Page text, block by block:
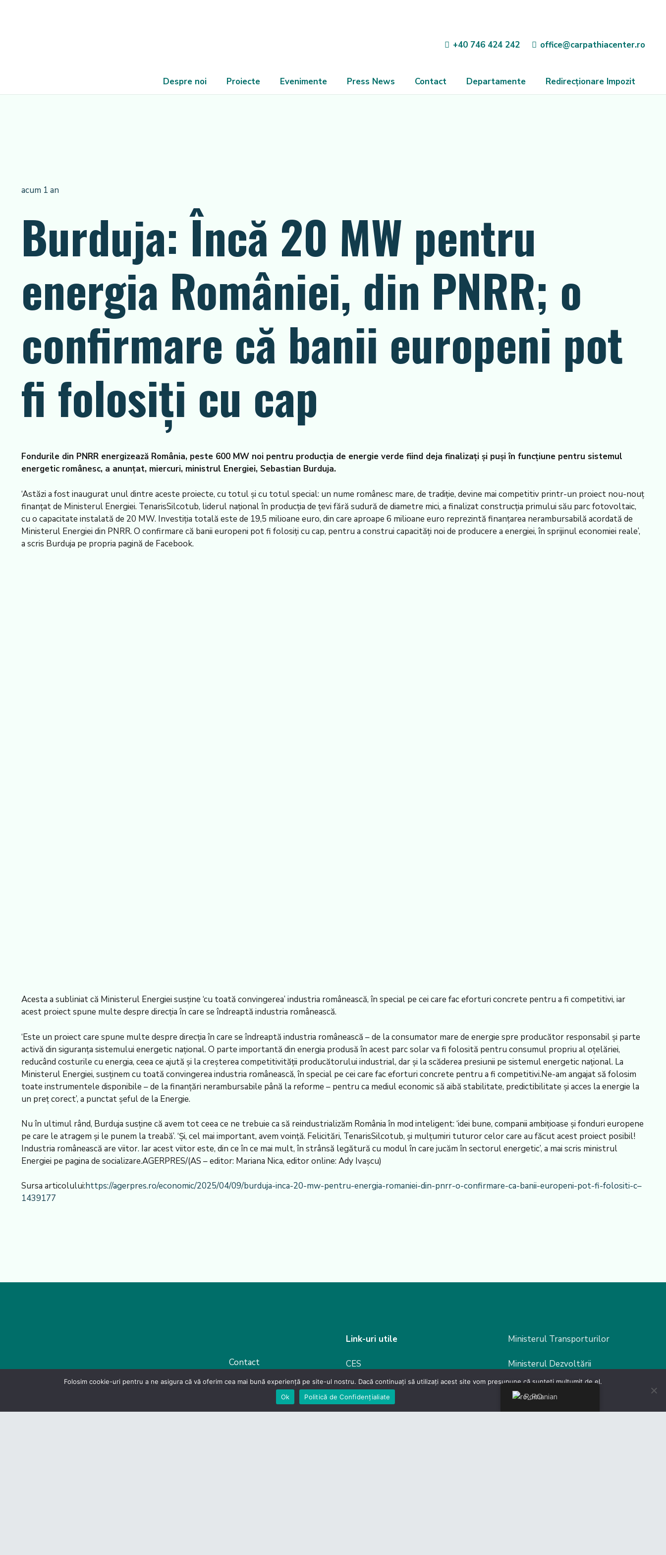
+40 746 424 242 office@carpathiacenter.ro
Despre noi Proiecte Evenimente Press News Contact Departamente Redirecționare Impozit
acum 1 an
Burduja: Încă 20 MW pentru
energia României, din PNRR; o
confirmare că banii europeni pot
fi folosiți cu cap
Fondurile din PNRR energizează România, peste 600 MW noi pentru producția de energie verde fiind deja finalizați și puși în funcțiune pentru sistemul
energetic românesc, a anunțat, miercuri, ministrul Energiei, Sebastian Burduja.
‘Astăzi a fost inaugurat unul dintre aceste proiecte, cu totul și cu totul special: un nume românesc mare, de tradiție, devine mai competitiv printr-un proiect nou-nouț
finanțat de Ministerul Energiei. TenarisSilcotub, liderul național în producția de țevi fără sudură de diametre mici, a finalizat construcția primului său parc fotovoltaic,
cu o capacitate instalată de 20 MW. Investiția totală este de 19,5 milioane euro, din care aproape 6 milioane euro reprezintă finanțarea nerambursabilă acordată de
Ministerul Energiei din PNRR. O confirmare că banii europeni pot fi folosiți cu cap, pentru a construi capacități noi de producere a energiei, în sprijinul economiei reale’,
a scris Burduja pe propria pagină de Facebook.
Acesta a subliniat că Ministerul Energiei susține ‘cu toată convingerea’ industria românească, în special pe cei care fac eforturi concrete pentru a fi competitivi, iar
acest proiect spune multe despre direcția în care se îndreaptă industria românească.
‘Este un proiect care spune multe despre direcția în care se îndreaptă industria românească – de la consumator mare de energie spre producător responsabil și parte
activă din siguranța sistemului energetic național. O parte importantă din energia produsă în acest parc solar va fi folosită pentru consumul propriu al oțelăriei,
reducând costurile cu energia, ceea ce ajută și la creșterea competitivității producătorului industrial, dar și la scăderea presiunii pe sistemul energetic național. La
Ministerul Energiei, susținem cu toată convingerea industria românească, în special pe cei care fac eforturi concrete pentru a fi competitivi.Ne-am angajat să folosim
toate instrumentele disponibile – de la finanțări nerambursabile până la reforme – pentru ca mediul economic să aibă stabilitate, predictibilitate și acces la energie la
un preț corect’, a punctat șeful de la Energie.
Nu în ultimul rând, Burduja susține că avem tot ceea ce ne trebuie ca să reindustrializăm România în mod inteligent: ‘idei bune, companii ambițioase și fonduri europene
pe care le atragem și le punem la treabă’. ‘Și, cel mai important, avem voință. Felicitări, TenarisSilcotub, și mulțumiri tuturor celor care au făcut acest proiect posibil!
Industria românească are viitor. Iar acest viitor este, din ce în ce mai mult, în strânsă legătură cu modul în care jucăm în sectorul energetic’, a mai scris ministrul
Energiei pe pagina de socializare.AGERPRES/(AS – editor: Mariana Nica, editor online: Ady Ivaşcu)
Sursa articolului:https://agerpres.ro/economic/2025/04/09/burduja-inca-20-mw-pentru-energia-romaniei-din-pnrr-o-confirmare-ca-banii-europeni-pot-fi-folositi-c–
1439177
Contact
Politică de Confidențialitate
Link-uri utile
CES
Guvernul României
Camera Deputaților
Ministerul Transporturilor
Ministerul Dezvoltării
MInisterul FInanțelor
MInisterul Muncii
Romanian
Folosim cookie-uri pentru a ne asigura că vă oferim cea mai bună experiență pe site-ul nostru. Dacă continuați să utilizați acest site vom presupune că sunteți mulțumit de el.
Ok
Politică de Confidențialiate